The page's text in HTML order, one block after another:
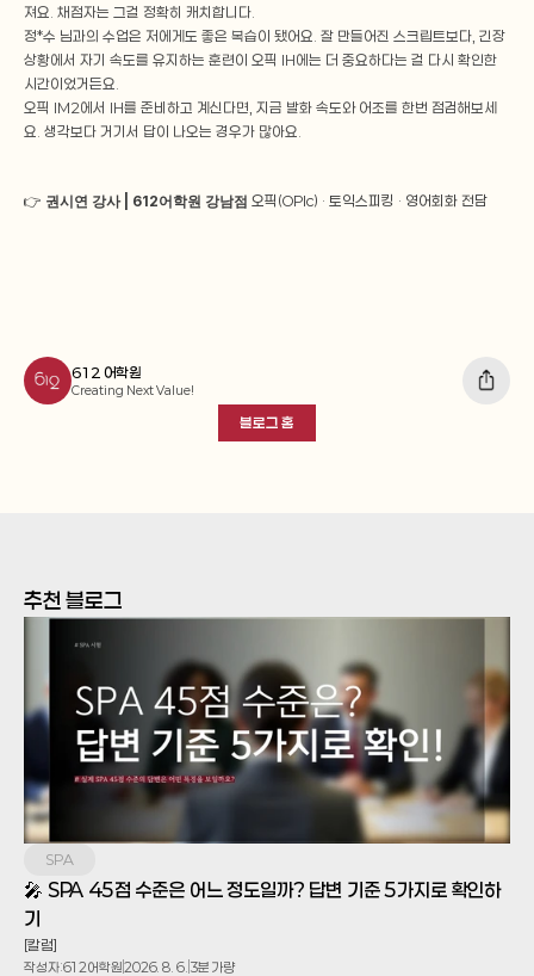
져요. 채점자는 그걸 정확히 캐치합니다.
정*수 님과의 수업은 저에게도 좋은 복습이 됐어요. 잘 만들어진 스크립트보다, 긴장
상황에서 자기 속도를 유지하는 훈련이 오픽 IH에는 더 중요하다는 걸 다시 확인한
시간이었거든요.
오픽 IM2에서 IH를 준비하고 계신다면, 지금 발화 속도와 어조를 한번 점검해보세
요. 생각보다 거기서 답이 나오는 경우가 많아요.
👉 권시연 강사 | 612어학원 강남점 오픽(OPIc) · 토익스피킹 · 영어회화 전담
612 어학원
Creating Next Value!
블로그 홈
추천 블로그
SPA
🎤 SPA 45점 수준은 어느 정도일까? 답변 기준 5가지로 확인하
기
[칼럼]
작성자:612어학원2026. 8. 6. 3분 가량